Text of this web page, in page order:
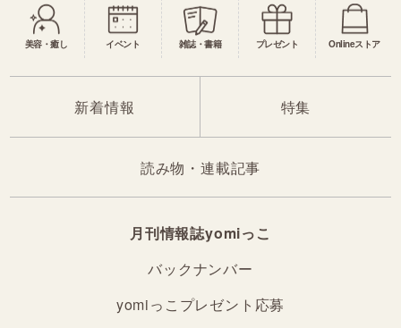
美容・癒し イベント 雑誌・書籍 プレゼント Onlineストア
新着情報 特集
読み物・連載記事
月刊情報誌yomiっこ
バックナンバー
yomiっこプレゼント応募